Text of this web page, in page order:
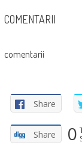
COMENTARII
comentarii
Share
Share 0